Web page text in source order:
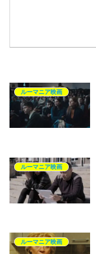
ルーマニア映画
ルーマニア映画
ルーマニア映画